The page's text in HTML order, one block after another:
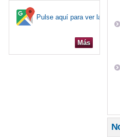
Pulse aquí para ver la
Más